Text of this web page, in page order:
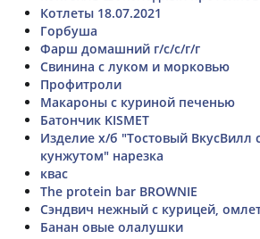
Котлеты 18.07.2021
Горбуша
Фарш домашний г/с/с/г/г
Свинина с луком и морковью
Профитроли
Макароны с куриной печенью
Батончик KISMET
Изделие х/б "Тостовый ВкусВилл
кунжутом" нарезка
квас
The protein bar BROWNIE
Сэндвич нежный с курицей,
Банан овые олалушки